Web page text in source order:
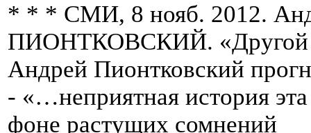
* * * СМИ, 8 нояб. 2012.
ПИОНТКОВСКИЙ. «Другой
Андрей Пионтковский
- «…неприятная история
фоне растущих сомнений